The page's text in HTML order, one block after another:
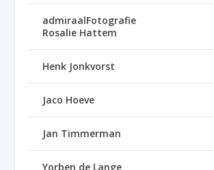
admiraalFotografie
Rosalie Hattem
Henk Jonkvorst
Jaco Hoeve
Jan Timmerman
Yorben de Lange